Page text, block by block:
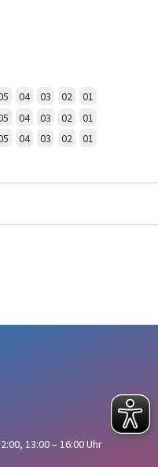
04 03 02 01
04 03 02 01
04 03 02
01
13:00 – 16:00 Uhr